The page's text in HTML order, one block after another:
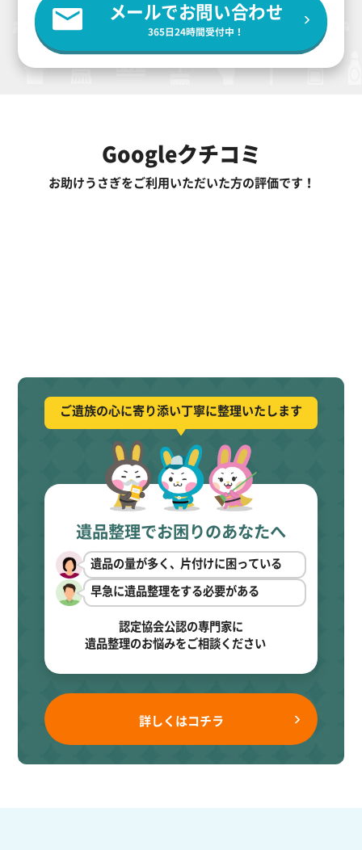
メールでお問い合わせ
365日24時間受付中！
Googleクチコミ
お助けうさぎをご利用いただいた方の評価です！
ご遺族の心に寄り添い丁寧に整理いたします
遺品整理でお困りのあなたへ
遺品の量が多く、片付けに困っている
早急に遺品整理をする必要がある
認定協会公認の専門家に
遺品整理のお悩みをご相談ください
詳しくはコチラ